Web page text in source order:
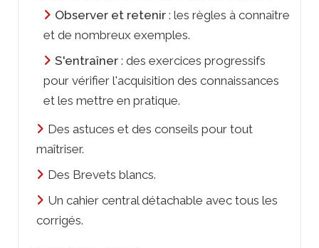
Observer et retenir : les règles à connaître
et de nombreux exemples.
S'entraîner : des exercices progressifs
pour vérifier l'acquisition des connaissances
et les mettre en pratique.
Des astuces et des conseils pour tout
maîtriser.
Des Brevets blancs.
Un cahier central détachable avec tous les
corrigés.